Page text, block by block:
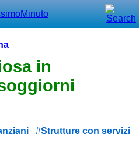
in
Strutture con servizi